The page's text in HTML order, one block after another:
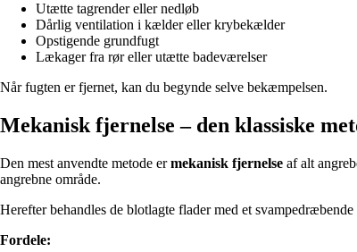
Utætte tagrender eller nedløb
Dårlig ventilation i kælder eller krybekælder
Opstigende grundfugt
Lækager fra rør eller utætte badeværelser
Når fugten er fjernet, kan du begynde selve bekæmpelsen.
Mekanisk fjernelse – den klassiske
Den mest anvendte metode ermekanisk fjernelse af alt
angrebne område.
Herefter behandles de blotlagte flader med et
Fordele: